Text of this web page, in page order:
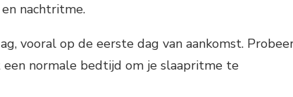
nachtritme.
vooral op de eerste dag van aankomst.
normale bedtijd om je slaapritme te